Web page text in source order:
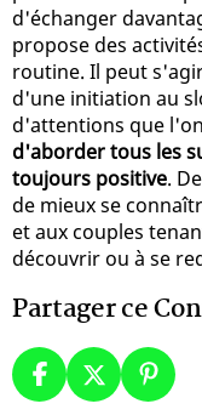
d'échanger
propose des
routine. Il peut
d'une initiation au
d'attentions que
d'aborder tous les
toujours positive.
de mieux se
et aux couples
découvrir ou à se
Partager ce